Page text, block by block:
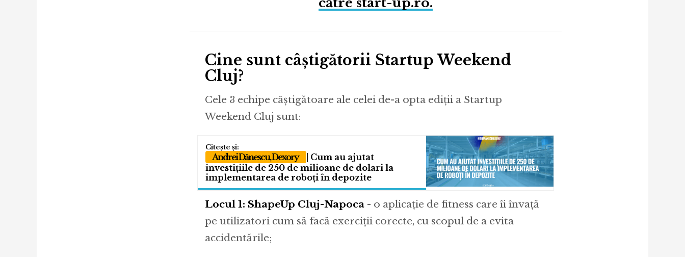
Cine sunt câștigătorii Startup Weekend
Cluj?
Cele 3 echipe câștigătoare ale celei de-a opta ediții a Startup
Weekend Cluj sunt:
Andrei Dănescu, Dexory
| Cum au ajutat
investițiile de 250 de milioane de dolari la
implementarea de roboți în depozite
Locul 1: ShapeUp Cluj-Napoca - o aplicație de fitness care îi învață
pe utilizatori cum să facă exerciții corecte, cu scopul de a evita
accidentările;